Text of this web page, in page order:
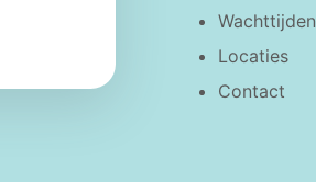
Wachttijden
Locaties
Contact